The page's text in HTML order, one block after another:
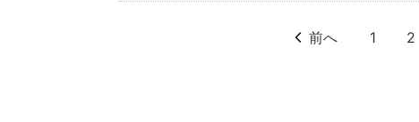
前へ 1 2